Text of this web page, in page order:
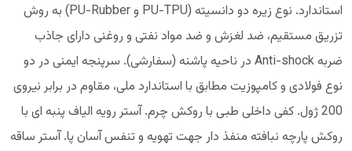
استاندارد. نوع زیره دو دانسیته (PU-TPU و PU-Rubber) به روش
تزریق مستقیم، ضد لغزش و ضد مواد نفتی و روغنی دارای جاذب
ضربه Anti-shock در ناحیه پاشنه (سفارشی). سرپنجه ایمنی در دو
نوع فولادی و کامپوزیت مطابق با استاندارد ملی، مقاوم در برابر نیروی
200 ژول. کفی داخلی طبی با روکش چرم. آستر رویه الیاف پنبه ای با
روکش پارچه نبافته منفذ دار جهت تهویه و تنفس آسان پا. آستر ساقه